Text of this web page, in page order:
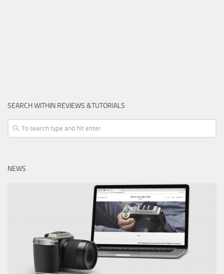
SEARCH WITHIN REVIEWS &TUTORIALS
NEWS